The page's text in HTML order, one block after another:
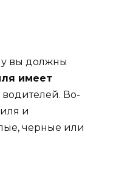
вы должны
имеет
Во-
и
черные или